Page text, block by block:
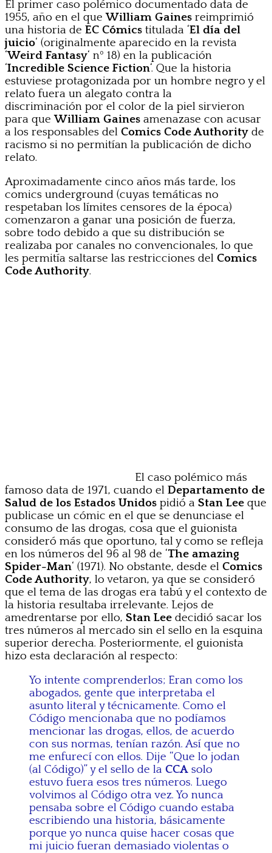
El primer caso polémico documentado data de
1955, año en el queWilliam Gaines reimprimió
una historia de EC Cómics titulada ‘El día del
juicio‘ (originalmente aparecido en la revista
‘Weird Fantasy‘ nº 18) en la publicación
‘Incredible Science Fiction‘. Que la historia
estuviese protagonizada por un hombre negro y el
relato fuera un alegato contra la
discriminación por el color de la piel sirvieron
para queWilliam Gaines amenazase con acusar
a los responsables del Comics Code Authority de
racismo si no permitían la publicación de dicho
relato.
Aproximadamente cinco años más tarde, los
comics underground (cuyas temáticas no
respetaban los límites censores de la época)
comenzaron a ganar una posición de fuerza,
sobre todo debido a que su distribución se
realizaba por canales no convencionales, lo que
les permitía saltarse las restricciones del Comics
Code Authority.
El caso polémico más
famoso data de 1971, cuando el Departamento de
Salud de los Estados Unidos pidió a Stan Lee que
publicase un cómic en el que se denunciase el
consumo de las drogas, cosa que el guionista
consideró más que oportuno, tal y como se refleja
en los números del 96 al 98 de ‘The amazing
Spider-Man‘ (1971). No obstante, desde el Comics
Code Authority, lo vetaron, ya que se consideró
que el tema de las drogas era tabú y el contexto de
la historia resultaba irrelevante. Lejos de
amedrentarse por ello, Stan Lee decidió sacar los
tres números al mercado sin el sello en la esquina
superior derecha. Posteriormente, el guionista
hizo esta declaración al respecto:
Yo intente comprenderlos; Eran como los
abogados, gente que interpretaba el
asunto literal y técnicamente. Como el
Código mencionaba que no podíamos
mencionar las drogas, ellos, de acuerdo
con sus normas, tenían razón. Así que no
me enfurecí con ellos. Dije “Que lo jodan
(al Código)” y el sello de la CCA solo
estuvo fuera esos tres números. Luego
volvimos al Código otra vez. Yo nunca
pensaba sobre el Código cuando estaba
escribiendo una historia, básicamente
porque yo nunca quise hacer cosas que
mi juicio fueran demasiado violentas o